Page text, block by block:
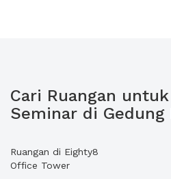
Cari Ruangan
Seminar di Gedung
Ruangan di Eighty8
Office Tower